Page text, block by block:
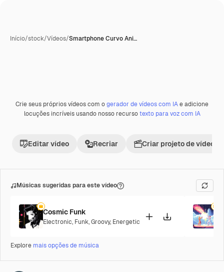
Início/stock/Vídeos/Smartphone Curvo Ani…
Premium
Crie seus próprios vídeos com ogerador de vídeos com IAe adicione
locuções incríveis usando nosso recursotexto para voz com IA
Editar vídeo Recriar Criar projeto de vídeo
Músicas sugeridas para este vídeo
Cosmic Funk
Electronic, Funk,Groovy, Energetic
Explore mais opções de música